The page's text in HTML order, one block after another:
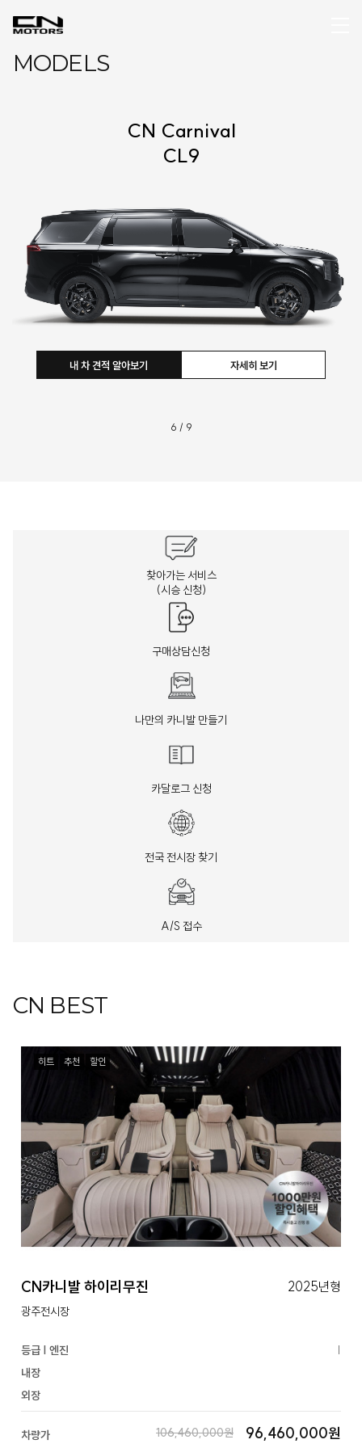
MODELS
CN Carnival
CL9
자세히 보기
내 차 견적 알아보기
6 / 9
찾아가는 서비스
(시승 신청)
구매상담신청
나만의 카니발 만들기
카달로그 신청
전국 전시장 찾기
A/S 접수
CN BEST
히트 추천 할인
CN카니발 하이리무진 2025년형
광주전시장
등급 | 엔진
|
내장
외장
차량가 106,460,000원 96,460,000원